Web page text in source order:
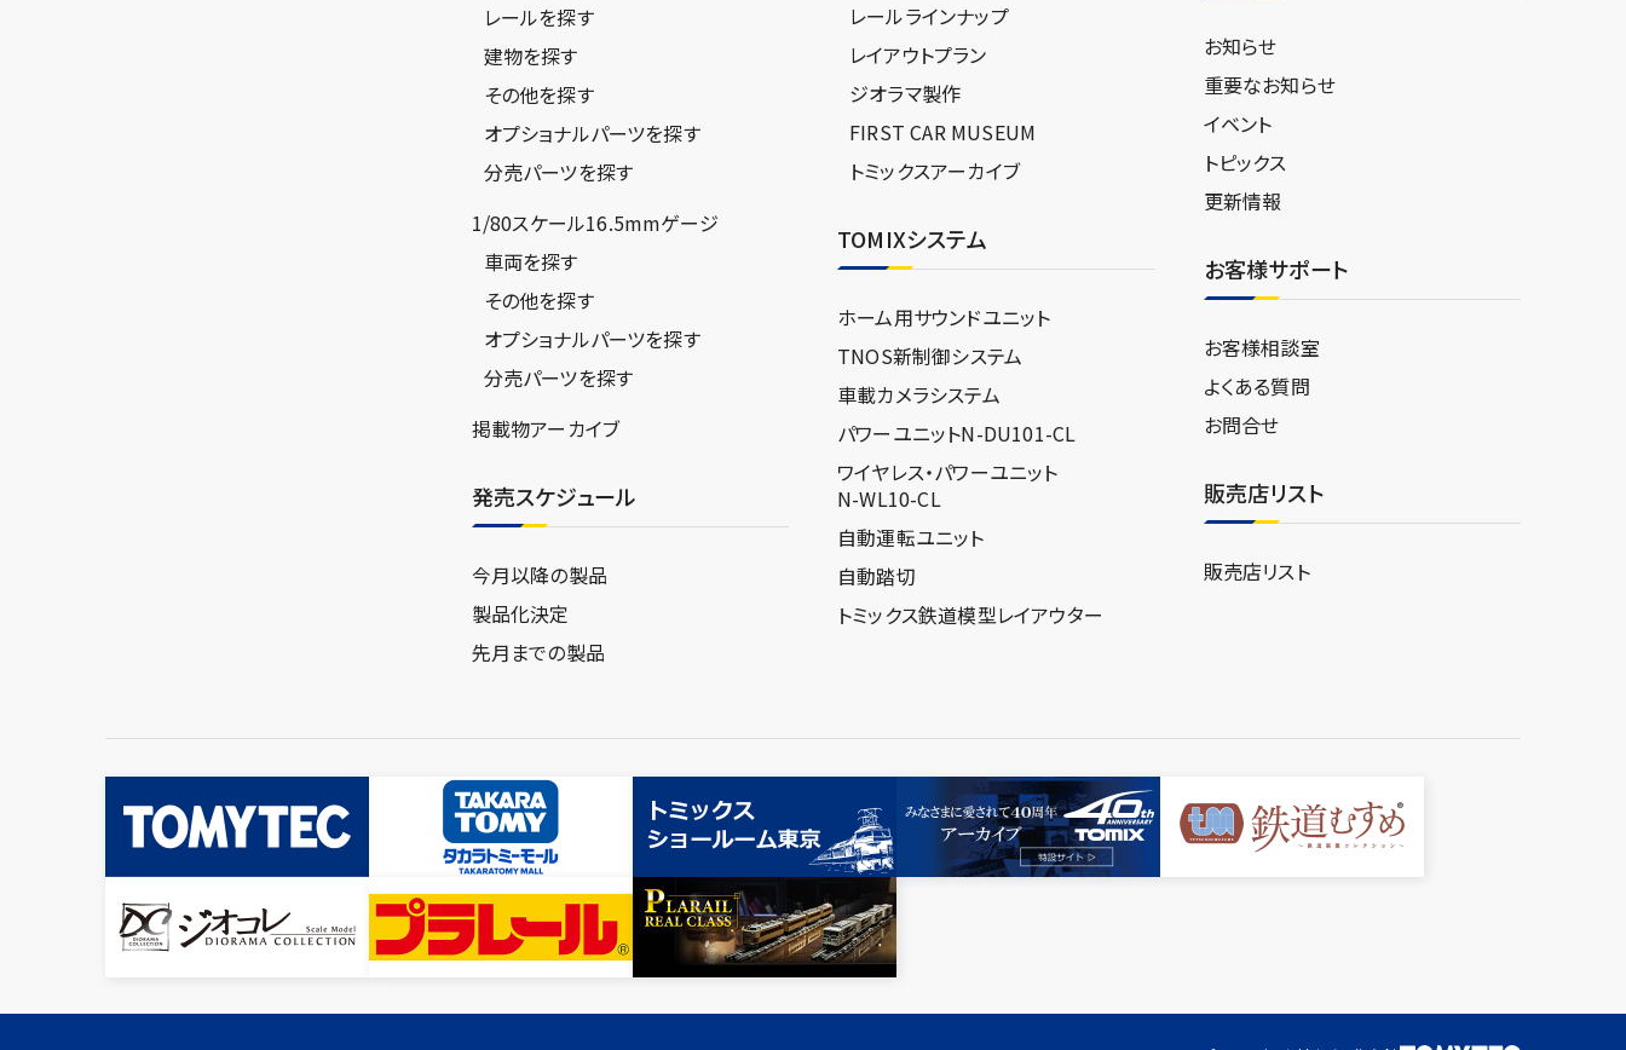
レールを探す
建物を探す
その他を探す
オプショナルパーツを探す
分売パーツを探す
1/80スケール16.5mmゲージ
車両を探す
その他を探す
オプショナルパーツを探す
分売パーツを探す
掲載物アーカイブ
発売スケジュール
今月以降の製品
製品化決定
先月までの製品
レールラインナップ
レイアウトプラン
ジオラマ製作
FIRST CAR MUSEUM
トミックスアーカイブ
TOMIXシステム
ホーム用サウンドユニット
TNOS新制御システム
車載カメラシステム
パワーユニットN-DU101-CL
ワイヤレス・パワーユニット
N-WL10-CL
自動運転ユニット
自動踏切
トミックス鉄道模型レイアウター
お知らせ
重要なお知らせ
イベント
トピックス
更新情報
お客様サポート
お客様相談室
よくある質問
お問合せ
販売店リスト
販売店リスト